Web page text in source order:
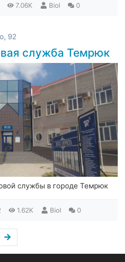
7.06K Biol 0
92
служба Темрюк
службы в городе Темрюк
1.62K Biol 0